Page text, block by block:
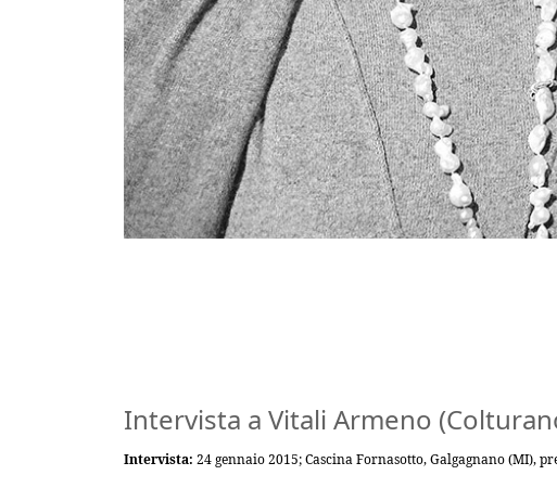
Intervista a Vitali Armeno
Intervista: 24 gennaio 2015; Cascina Fornasotto, Galgagnano (MI),